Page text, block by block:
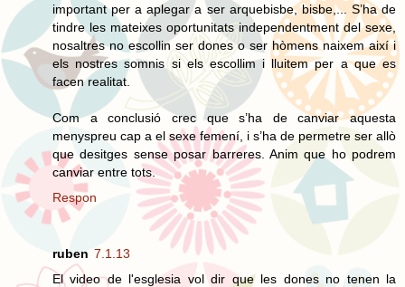
important per a aplegar a ser arquebisbe, bisbe,... S’ha de
tindre les mateixes oportunitats independentment del sexe,
nosaltres no escollin ser dones o ser hòmens naixem així i
els nostres somnis si els escollim i lluitem per a que es
facen realitat.
Com a conclusió crec que s’ha de canviar aquesta
menyspreu cap a el sexe femení, i s’ha de permetre ser allò
que desitges sense posar barreres. Anim que ho podrem
canviar entre tots.
Respon
ruben 7.1.13
El video de l'esglesia vol dir que les dones no tenen la